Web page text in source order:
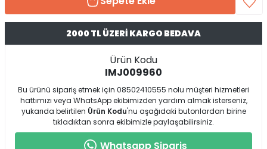
2000 TL ÜZERİ KARGO BEDAVA
Ürün Kodu
IMJ009960
Bu ürünü sipariş etmek için 08502410555 nolu müşteri hizmetleri
hattımızı veya WhatsApp ekibimizden yardım almak isterseniz,
yukarıda belirtilen Ürün Kodu'nu aşağıdaki butonlardan birine
tıkladıktan sonra ekibimizle paylaşabilirsiniz.
Whatsapp Sipariş